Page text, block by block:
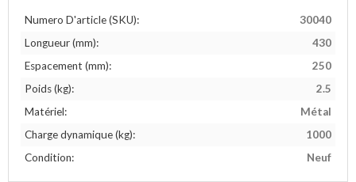
Numero D'article (SKU):
30040
Longueur (mm):
430
Espacement (mm):
250
Poids (kg):
2.5
Matériel:
Métal
Charge dynamique (kg):
1000
Condition:
Neuf